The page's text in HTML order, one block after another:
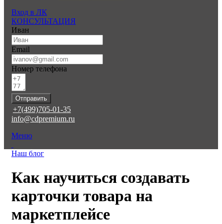
Вход в ЛК
КОНСУЛЬТАЦИЯ
Иван
Email
Номер телефона
Отправить
+7(499)705-01-35
info@cdpremium.ru
Меню
Наш блог
Как научиться создавать
карточки товара на
маркетплейсе